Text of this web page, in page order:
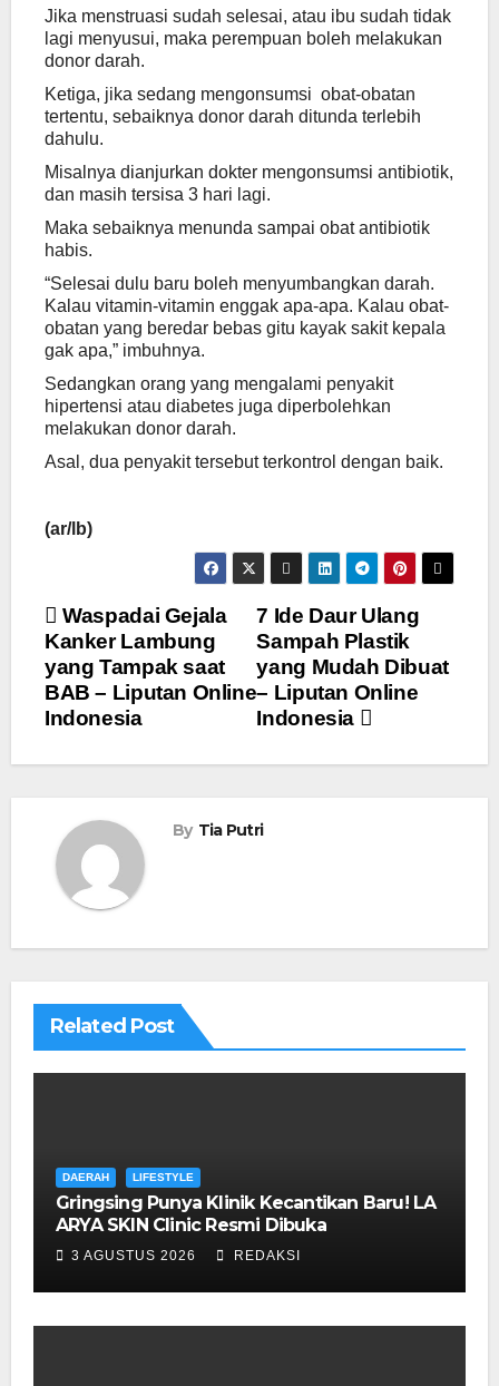
Jika menstruasi sudah selesai, atau ibu sudah tidak
lagi menyusui, maka perempuan boleh melakukan
donor darah.
Ketiga, jika sedang mengonsumsi obat-obatan
tertentu, sebaiknya donor darah ditunda terlebih
dahulu.
Misalnya dianjurkan dokter mengonsumsi antibiotik,
dan masih tersisa 3 hari lagi.
Maka sebaiknya menunda sampai obat antibiotik
habis.
“Selesai dulu baru boleh menyumbangkan darah.
Kalau vitamin-vitamin enggak apa-apa. Kalau obat-
obatan yang beredar bebas gitu kayak sakit kepala
gak apa,” imbuhnya.
Sedangkan orang yang mengalami penyakit
hipertensi atau diabetes juga diperbolehkan
melakukan donor darah.
Asal, dua penyakit tersebut terkontrol dengan baik.
(ar/lb)
Navigasi
pos
7 Ide Daur Ulang
Sampah Plastik
yang Mudah Dibuat
– Liputan Online
Indonesia
Waspadai Gejala
Kanker Lambung
yang Tampak saat
BAB – Liputan Online
Indonesia
By Tia Putri
Related Post
DAERAH LIFESTYLE
Gringsing Punya Klinik Kecantikan Baru! LA
ARYA SKIN Clinic Resmi Dibuka
3 AGUSTUS 2026 REDAKSI